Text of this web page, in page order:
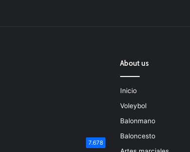
7.678
About us
Inicio
Voleybol
Balonmano
Baloncesto